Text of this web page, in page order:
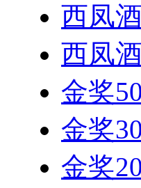
西凤
西凤
金奖
金奖
金奖